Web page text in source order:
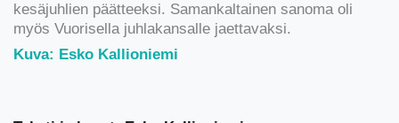
kesäjuhlien päätteeksi. Samankaltainen sanoma oli
myös Vuorisella juhlakansalle jaettavaksi.
Kuva: Esko Kallioniemi